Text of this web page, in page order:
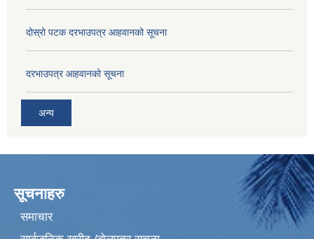
दोस्रो पटक दरभाउपत्र आहवानको सूचना
दरभाउपत्र आहवानको सूचना
अन्य
सूचनाहरु
समाचार